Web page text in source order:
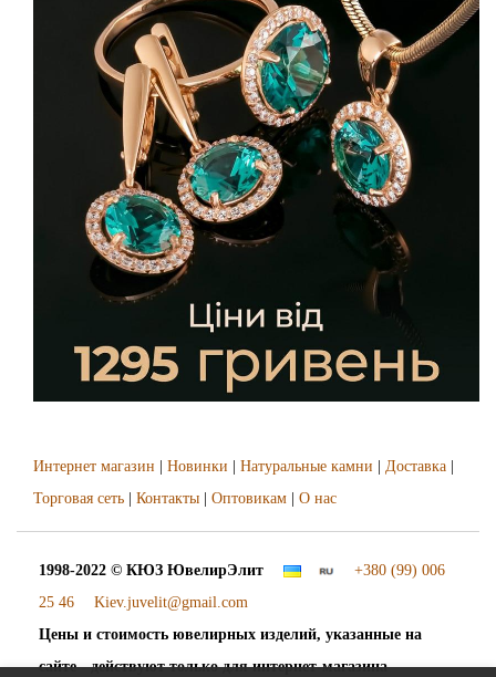
Интернет магазин Новинки Натуральные камни Доставка
Торговая сеть
Контакты Оптовикам О нас
1998-2022 © КЮЗ ЮвелирЭлит
+380 (99) 006
25 46
Kiev.juvelit@gmail.com
Цены и стоимость ювелирных изделий, указанные на
сайте - действуют только для интернет-магазина